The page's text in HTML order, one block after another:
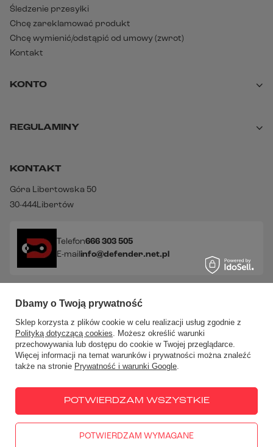
Śledzenie przesyłki
Chcę zareklamować produkt
Chcę wymienić/odstąpić od umowy (zwrot)
Kontakt
KONTO
REGULAMINY
KONTAKT
Góra Libertowska 50
30-444Libertów
Telefon666 303 505
E-mailinfo@defender.net.pl
Sprawdź nasze social media!
W sklepie prezentujemy ceny brutto (z VAT).
Dbamy o Twoją prywatność
Sklep korzysta z plików cookie w celu realizacji usług zgodnie z
Polityką dotyczącą cookies. Możesz określić warunki
przechowywania lub dostępu do cookie w Twojej przeglądarce.
Więcej informacji na temat warunków i prywatności można znaleźć
także na stronie Prywatność i warunki Google.
POTWIERDZAM WYMAGANE
POTWIERDZAM WSZYSTKIE